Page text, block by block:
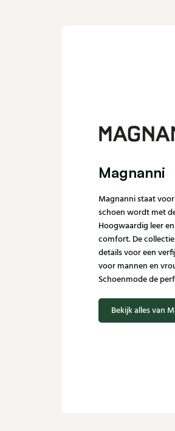
Magnanni
Magnanni staat
schoen wordt met
Hoogwaardig leer
comfort. De
details voor een
voor mannen en
Schoenmode de
Bekijk alles van